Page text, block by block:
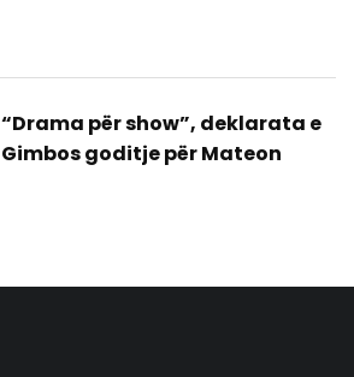
“Drama për show”, deklarata e
Gimbos goditje për Mateon